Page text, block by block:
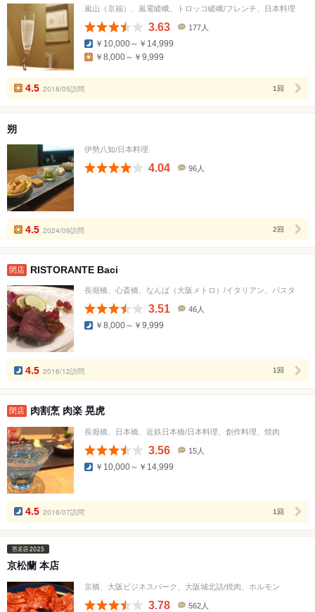
嵐山（京福）、嵐電嵯峨、トロッコ嵯峨/フレンチ、日本料理
3.63
数
177人
￥10,000～￥14,999
￥8,000～￥9,999
4.5 2018/05訪問 1回
朔
伊勢八知/日本料理
4.04
数
96人
4.5 2024/09訪問 2回
閉店 RISTORANTE Baci
長堀橋、心斎橋、なんば（大阪メトロ）/イタリアン、パスタ
3.51
数
46人
￥8,000～￥9,999
4.5 2016/12訪問 1回
閉店 肉割烹 肉楽 晃虎
長堀橋、日本橋、近鉄日本橋/日本料理、創作料理、焼肉
3.56
数
15人
￥10,000～￥14,999
4.5 2016/07訪問 1回
京松蘭 本店
京橋、大阪ビジネスパーク、大阪城北詰/焼肉、ホルモン
3.78 562人